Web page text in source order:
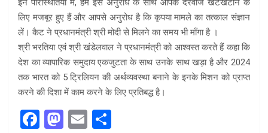
इन परिस्थितियों में, हम इस अनुरोध के साथ आपके दरवाजे खटखटाने के
लिए मजबूर हुए हैं और आपसे अनुरोध है कि कृपया मामले का तत्काल संज्ञान
लें। कैट ने प्रधानमंत्री श्री मोदी से मिलने का समय भी माँगा है ।
श्री भरतिया एवं श्री खंडेलवाल ने प्रधानमंत्री को आश्वस्त करते हैं कहा कि
देश का व्यापारिक समुदाय एकजुटता के साथ उनके साथ खड़ा है और 2024
तक भारत को 5 ट्रिलियन की अर्थव्यवस्था बनाने के इनके मिशन को प्राप्त
करने की दिशा में काम करने के लिए प्रतिबद्ध है।
F
M E